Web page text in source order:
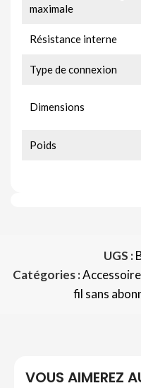
maximale
Résistance interne
Type de connexion
Dimensions
Poids
UGS :
Catégories :
fil sans
VOUS AIMEREZ